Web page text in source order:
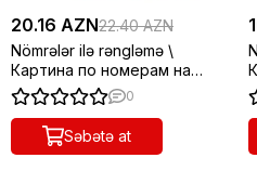
20.16 AZN22.40 AZN
Nömrələr ilə rəngləmə \
Картина по номерам на
холсте с глиттером ТРИ
СОВЫ "Драйв", 40*50, с
акриловыми красками и
кистями
0
Səbətə at